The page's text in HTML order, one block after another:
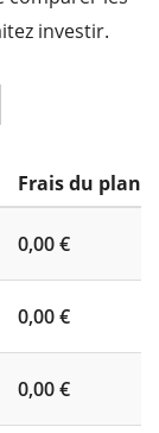
investir.
Frais du plan
0,00 €
0,00 €
0,00 €